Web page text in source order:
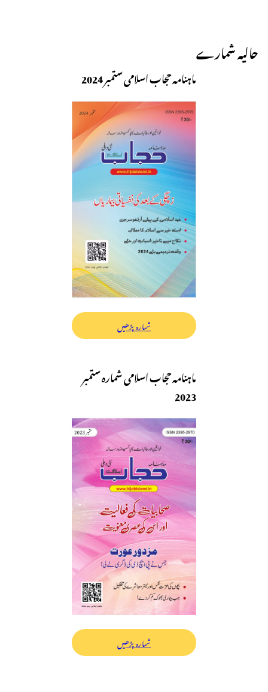
حالیہ شمارے
ماہنامہ حجاب اسلامی ستمبر 2024
شمارہ پڑھیں
ماہنامہ حجاب اسلامی شمارہ ستمبر
2023
شمارہ پڑھیں